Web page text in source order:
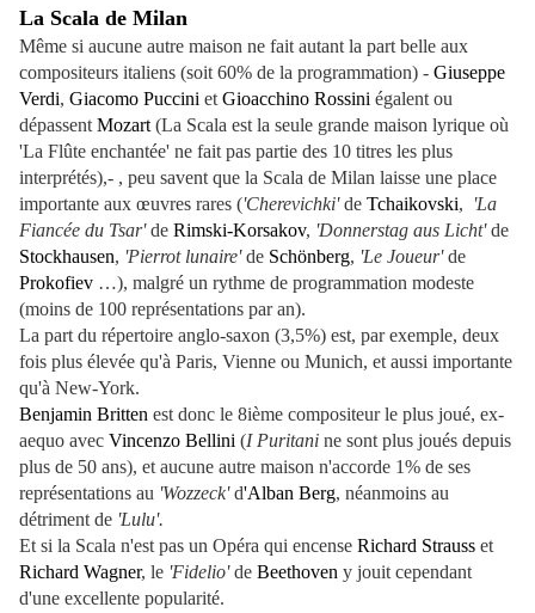
La Scala de Milan
Même si aucune autre maison ne fait autant la part belle aux
compositeurs italiens (soit 60% de la programmation) - Giuseppe
Verdi, Giacomo Puccini et Gioacchino Rossini égalent ou
dépassent Mozart (La Scala est la seule grande maison lyrique où
'La Flûte enchantée' ne fait pas partie des 10 titres les plus
interprétés),- , peu savent que la Scala de Milan laisse une place
importante aux œuvres rares ('Cherevichki'de Tchaikovski,
'La
Fiancée du Tsar'de Rimski-Korsakov, 'Donnerstag aus Licht'de
Stockhausen, 'Pierrot lunaire'de Schönberg, 'Le Joueur'de
Prokofiev …), malgré un rythme de programmation modeste
(moins de 100 représentations par an).
La part du répertoire anglo-saxon (3,5%) est, par exemple, deux
fois plus élevée qu'à Paris, Vienne ou Munich, et aussi importante
qu'à New-York.
Benjamin Britten est donc le 8ième compositeur le plus joué, ex-
aequo avec Vincenzo Bellini (I Puritani ne sont plus joués depuis
plus de 50 ans), et aucune autre maison n'accorde 1% de ses
représentations au 'Wozzeck'd'Alban Berg, néanmoins au
détriment de 'Lulu'.
Et si la Scala n'est pas un Opéra qui encense Richard Strauss et
Richard Wagner, le 'Fidelio'de Beethoven y jouit cependant
d'une excellente popularité.